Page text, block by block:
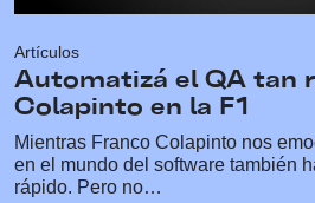
Artículos
Automatizá el QA tan
Colapinto en la F1
Mientras Franco Colapinto nos
en el mundo del software también
rápido. Pero no…